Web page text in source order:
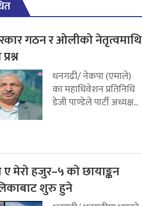
गठन र ओलीको नेतृत्वमाथि
धनगढी/ नेकपा (एमाले)
का महाधिवेशन प्रतिनिधि
डेजी पाण्डेले पार्टी अध्यक्ष...
मेरो हजुर–५ को छायाङ्कन
शुरु हुने